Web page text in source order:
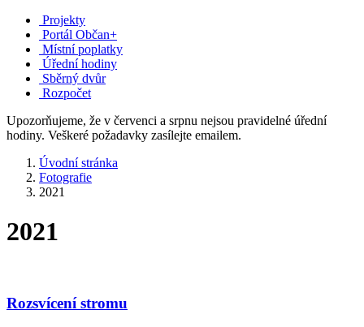
Projekty
Portál Občan+
Místní poplatky
Úřední hodiny
Sběrný dvůr
Rozpočet
Upozorňujeme, že v červenci a srpnu nejsou pravidelné úřední
hodiny. Veškeré požadavky zasílejte emailem.
Úvodní stránka
Fotografie
2021
2021
Rozsvícení stromu